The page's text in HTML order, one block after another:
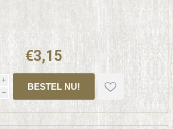
€3,15
i
h